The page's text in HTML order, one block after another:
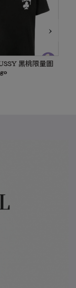
黑桃限量圖
›